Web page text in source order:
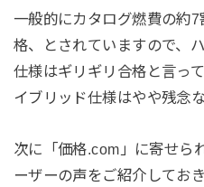
一般的にカタログ燃費の約
格、とされていますので、
仕様はギリギリ合格と言っ
イブリッド仕様はやや残念な
次に「価格.com」に寄せら
ーザーの声をご紹介してお